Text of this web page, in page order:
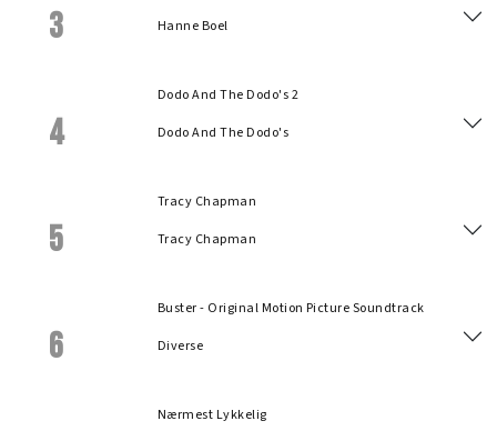
3
Hanne Boel
4
Dodo And The Dodo's 2
Dodo And The Dodo's
5
Tracy Chapman
Tracy Chapman
6
Buster - Original Motion Picture Soundtrack
Diverse
Nærmest Lykkelig